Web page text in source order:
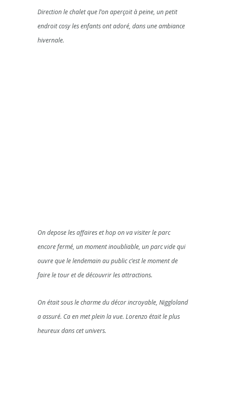
Direction le chalet que l’on aperçoit à peine, un petit
endroit cosy les enfants ont adoré, dans une ambiance
hivernale.
On depose les affaires et hop on va visiter le parc
encore fermé, un moment inoubliable, un parc vide qui
ouvre que le lendemain au public c’est le moment de
faire le tour et de découvrir les attractions.
On était sous le charme du décor incroyable, Niggloland
a assuré. Ca en met plein la vue. Lorenzo était le plus
heureux dans cet univers.